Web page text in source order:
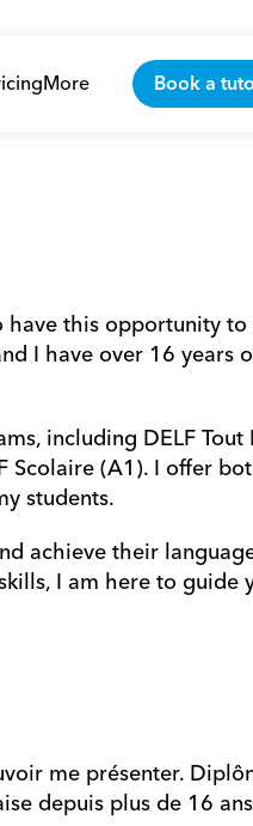
More Book a
this opportunity
I have over 16 years
including DELF
Scolaire (A1). I offer
students.
achieve their
I am here to guide
me présenter.
depuis plus de 16